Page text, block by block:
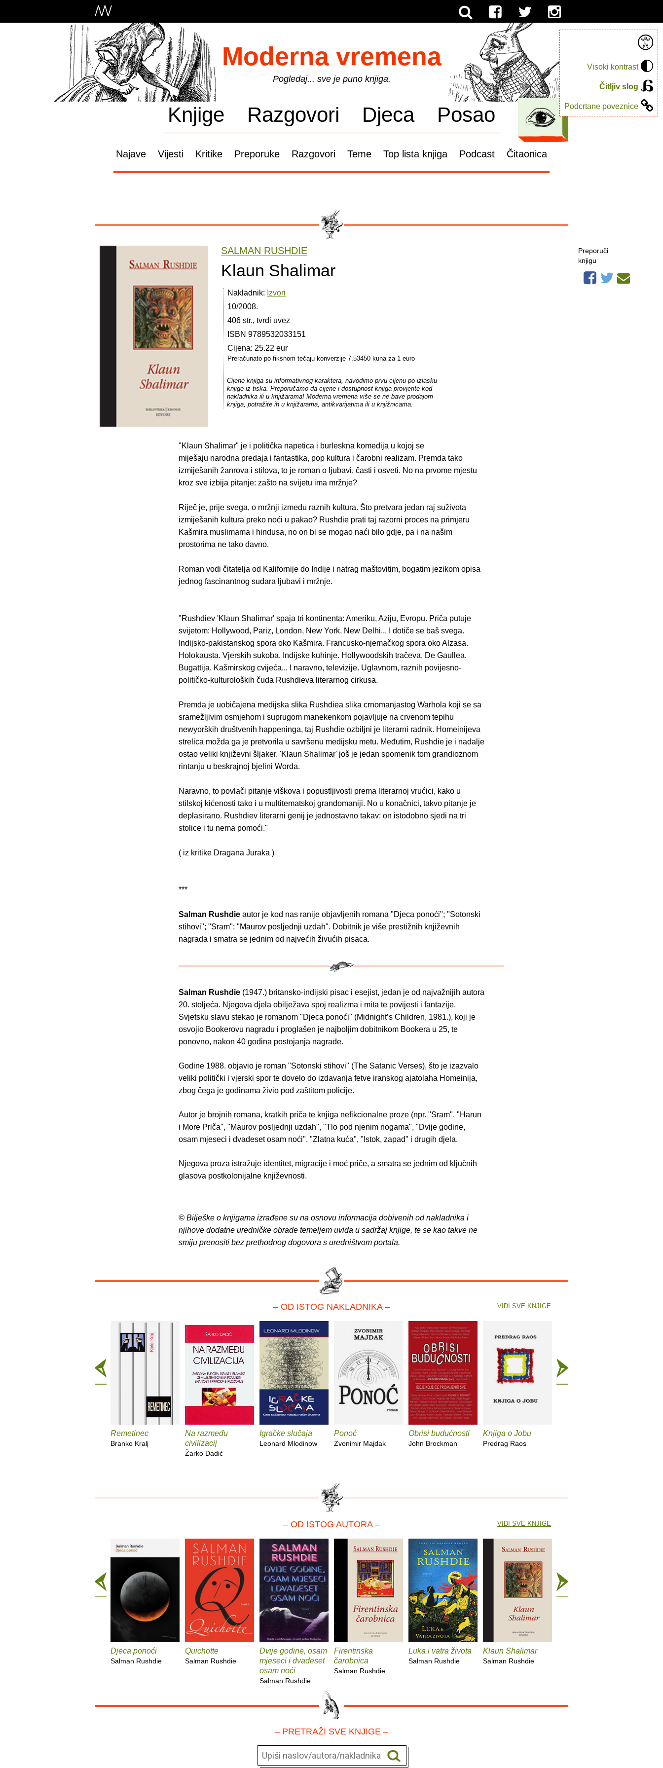
Visoki kontrast
Čitljiv slog
Podcrtane poveznice
Moderna vremena
Pogledaj... sve je puno knjiga.
Knjige Razgovori Djeca Posao
Najave Vijesti Kritike Preporuke Razgovori Teme Top lista knjiga Podcast Čitaonica
SALMAN RUSHDIE
Klaun Shalimar
Nakladnik: Izvori
10/2008.
406 str., tvrdi uvez
ISBN 9789532033151
Cijena: 25.22 eur
Preračunato po fiksnom tečaju konverzije 7,53450 kuna za 1 euro
Cijene knjiga su informativnog karaktera, navodimo prvu cijenu po izlasku
knjige iz tiska. Preporučamo da cijene i dostupnost knjiga provjerite kod
nakladnika ili u knjižarama! Moderna vremena više se ne bave prodajom
knjiga, potražite ih u knjižarama, antikvarijatima ili u knjižnicama.
"Klaun Shalimar" je i politička napetica i burleskna komedija u kojoj se
miješaju narodna predaja i fantastika, pop kultura i čarobni realizam. Premda tako
izmiješanih žanrova i stilova, to je roman o ljubavi, časti i osveti. No na prvome mjestu
kroz sve izbija pitanje: zašto na svijetu ima mržnje?
Riječ je, prije svega, o mržnji između raznih kultura. Što pretvara jedan raj suživota
izmiješanih kultura preko noći u pakao? Rushdie prati taj razorni proces na primjeru
Kašmira muslimama i hindusa, no on bi se mogao naći bilo gdje, pa i na našim
prostorima ne tako davno.
Roman vodi čitatelja od Kalifornije do Indije i natrag maštovitim, bogatim jezikom opisa
jednog fascinantnog sudara ljubavi i mržnje.
"Rushdiev 'Klaun Shalimar' spaja tri kontinenta: Ameriku, Aziju, Evropu. Priča putuje
svijetom: Hollywood, Pariz, London, New York, New Delhi... I dotiče se baš svega.
Indijsko-pakistanskog spora oko Kašmira. Francusko-njemačkog spora oko Alzasa.
Holokausta. Vjerskih sukoba. Indijske kuhinje. Hollywoodskih tračeva. De Gaullea.
Bugattija. Kašmirskog cvijeća... I naravno, televizije. Uglavnom, raznih povijesno-
političko-kulturoloških čuda Rushdieva literarnog cirkusa.
Premda je uobičajena medijska slika Rushdiea slika crnomanjastog Warhola koji se sa
sramežljivim osmjehom i suprugom manekenkom pojavljuje na crvenom tepihu
newyorških društvenih happeninga, taj Rushdie ozbiljni je literarni radnik. Homeinijeva
strelica možda ga je pretvorila u savršenu medijsku metu. Međutim, Rushdie je i nadalje
ostao veliki književni šljaker. 'Klaun Shalimar' još je jedan spomenik tom grandioznom
rintanju u beskrajnoj bjelini Worda.
Naravno, to povlači pitanje viškova i popustljivosti prema literarnoj vrućici, kako u
stilskoj kićenosti tako i u multitematskoj grandomaniji. No u konačnici, takvo pitanje je
deplasirano. Rushdiev literarni genij je jednostavno takav: on istodobno sjedi na tri
stolice i tu nema pomoći."
( iz kritike Dragana Juraka )
***
Salman Rushdie autor je kod nas ranije objavljenih romana "Djeca ponoći"; "Sotonski
stihovi"; "Sram"; "Maurov posljednji uzdah". Dobitnik je više prestižnih književnih
nagrada i smatra se jednim od najvećih živućih pisaca.
Salman Rushdie (1947.) britansko-indijski pisac i esejist, jedan je od najvažnijih autora
20. stoljeća. Njegova djela obilježava spoj realizma i mita te povijesti i fantazije.
Svjetsku slavu stekao je romanom "Djeca ponoći" (Midnight’s Children, 1981.), koji je
osvojio Bookerovu nagradu i proglašen je najboljim dobitnikom Bookera u 25, te
ponovno, nakon 40 godina postojanja nagrade.
Godine 1988. objavio je roman "Sotonski stihovi" (The Satanic Verses), što je izazvalo
veliki politički i vjerski spor te dovelo do izdavanja fetve iranskog ajatolaha Homeinija,
zbog čega je godinama živio pod zaštitom policije.
Autor je brojnih romana, kratkih priča te knjiga nefikcionalne proze (npr. "Sram", "Harun
i More Priča", "Maurov posljednji uzdah", "Tlo pod njenim nogama", "Dvije godine,
osam mjeseci i dvadeset osam noći", "Zlatna kuća", "Istok, zapad" i drugih djela.
Njegova proza istražuje identitet, migracije i moć priče, a smatra se jednim od ključnih
glasova postkolonijalne književnosti.
© Bilješke o knjigama izrađene su na osnovu informacija dobivenih od nakladnika i
njihove dodatne uredničke obrade temeljem uvida u sadržaj knjige, te se kao takve ne
smiju prenositi bez prethodnog dogovora s uredništvom portala.
Preporuči
knjigu
– OD ISTOG NAKLADNIKA –
Remetinec
Branko Kralj
Na razmeđu
civilizacij
Žarko Dadić
Igračke slučaja
Leonard Mlodinow
Ponoć
Zvonimir Majdak
Obrisi budućnosti
John Brockman
Knjiga o Jobu
Predrag Raos
VIDI SVE KNJIGE
– OD ISTOG AUTORA –
Djeca ponoći
Salman Rushdie
Quichotte
Salman Rushdie
Dvije godine, osam
mjeseci i dvadeset
osam noći
Salman Rushdie
Firentinska
čarobnica
Salman Rushdie
Luka i vatra života
Salman Rushdie
Klaun Shalimar
Salman Rushdie
VIDI SVE KNJIGE
– PRETRAŽI SVE KNJIGE –